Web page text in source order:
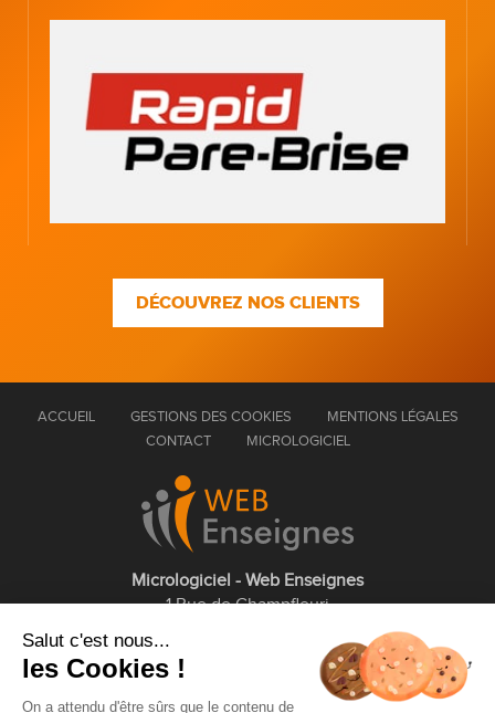
DÉCOUVREZ NOS CLIENTS
ACCUEIL GESTIONS DES COOKIES
MENTIONS LÉGALES
CONTACT
MICROLOGICIEL
Micrologiciel - Web Enseignes
1 Rue de Champfleuri
01 75 43 63 60
Salut c'est nous...
les Cookies !
On a attendu d'être sûrs que le contenu de